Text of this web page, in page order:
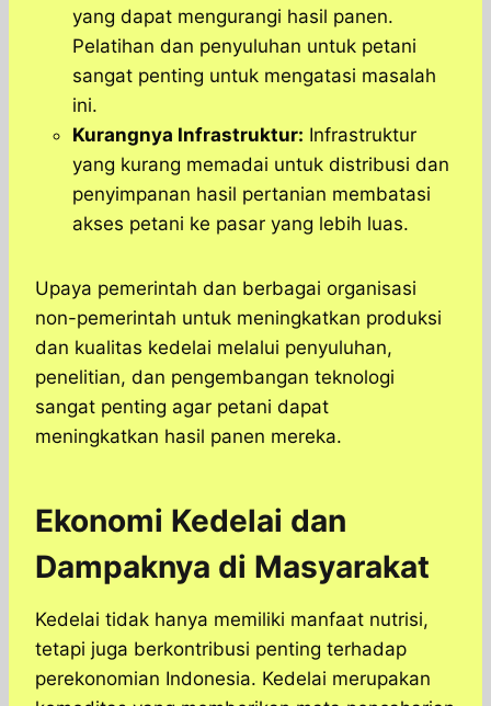
yang dapat mengurangi hasil panen.
Pelatihan dan penyuluhan untuk petani
sangat penting untuk mengatasi masalah
ini.
Kurangnya Infrastruktur: Infrastruktur
yang kurang memadai untuk distribusi dan
penyimpanan hasil pertanian membatasi
akses petani ke pasar yang lebih luas.
Upaya pemerintah dan berbagai organisasi
non-pemerintah untuk meningkatkan produksi
dan kualitas kedelai melalui penyuluhan,
penelitian, dan pengembangan teknologi
sangat penting agar petani dapat
meningkatkan hasil panen mereka.
Ekonomi Kedelai dan
Dampaknya di Masyarakat
Kedelai tidak hanya memiliki manfaat nutrisi,
tetapi juga berkontribusi penting terhadap
perekonomian Indonesia. Kedelai merupakan